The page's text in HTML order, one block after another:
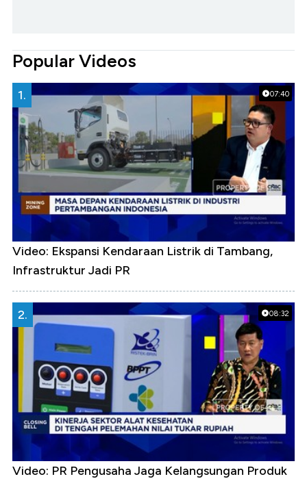
Popular Videos
07:40
1.
Video: Ekspansi Kendaraan Listrik di Tambang,
Infrastruktur Jadi PR
08:32
2.
Video: PR Pengusaha Jaga Kelangsungan Produk